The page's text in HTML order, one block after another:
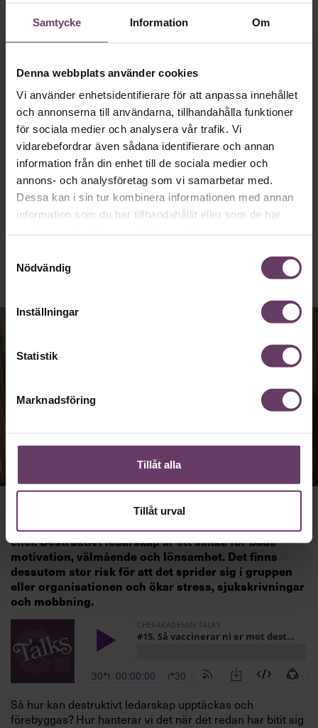
Samtycke Information Om
Denna webbplats använder cookies
Vi använder enhetsidentifierare för att anpassa innehållet
och annonserna till användarna, tillhandahålla funktioner
för sociala medier och analysera vår trafik. Vi
vidarebefordrar även sådana identifierare och annan
information från din enhet till de sociala medier och
annons- och analysföretag som vi samarbetar med.
Dessa kan i sin tur kombinera informationen med annan
information som du har tillhandahållit eller som de har
Nödvändig
Inställningar
Statistik
Marknadsföring
Tillåt alla
Tillåt urval
Annonssamarbete:
Delta i Chefbarometern 2026
Chefakademin Talks
#15: Så vaccinerar ni er
ledarskap
Nio av tio svenskar har drabbats av en destruktiv
chef. Destruktivt ledarskap är ett sänke för både
motivation, välmående och lönsamhet. Det finns
dessutom stor risk för att det sprider sig i gruppen
eller organisationen och ökar stress, sjukskrivningar
och mobbning.
Så hur kan destruktivt ledarskap upptäckas och
förebyggas? Hur hanterar vi det när det redan har bitit sig